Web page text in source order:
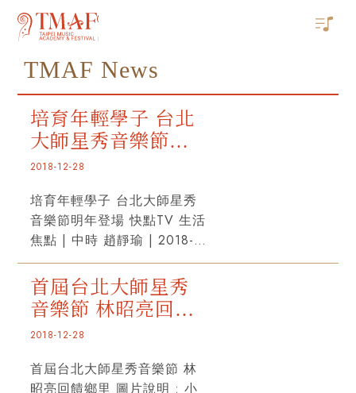
TMAF News
培育年輕學子 台北
大師星秀音樂節明
年登場
2018-12-28
培育年輕學子 台北大師星秀
音樂節明年登場 快點TV 生活
焦點 | 中時 趙靜瑜 | 2018-
12-28由旅美小提琴家林昭亮
發起，大師星秀音樂節將於明
年登場，師資包括紐約愛樂小
提琴首席黃欣(Frank
Huang)、費城管弦樂團小提
琴首席金大衛(David Kim)、
大提琴家哈瑞爾(Lynn
首屆台北大師星秀
音樂節 林昭亮回饋
鄉里
2018-12-28
首屆台北大師星秀音樂節 林
昭亮回饋鄉里 圖片說明 : 小